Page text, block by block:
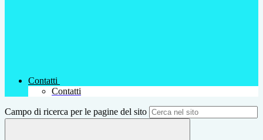
Contatti
Contatti
Campo di ricerca per le pagine del sito